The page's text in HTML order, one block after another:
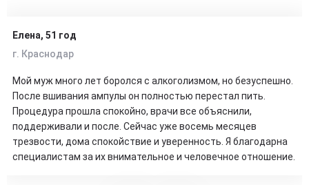
Елена, 51 год
г. Краснодар
Мой муж много лет боролся с алкоголизмом, но безуспешно.
После вшивания ампулы он полностью перестал пить.
Процедура прошла спокойно, врачи все объяснили,
поддерживали и после. Сейчас уже восемь месяцев
трезвости, дома спокойствие и уверенность. Я благодарна
специалистам за их внимательное и человечное отношение.